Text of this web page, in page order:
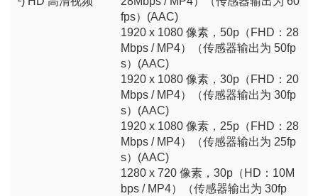
fps）(AAC)
1920 x 1080 像素，50p（FHD：28
Mbps / MP4）（传感器输出为 50fp
s）(AAC)
1920 x 1080 像素，30p（FHD：20
Mbps / MP4）（传感器输出为 30fp
s）(AAC)
1920 x 1080 像素，25p（FHD：28
Mbps / MP4）（传感器输出为 25fp
s）(AAC)
1280 x 720 像素，30p（HD：10M
bps / MP4）（传感器输出为 30fp